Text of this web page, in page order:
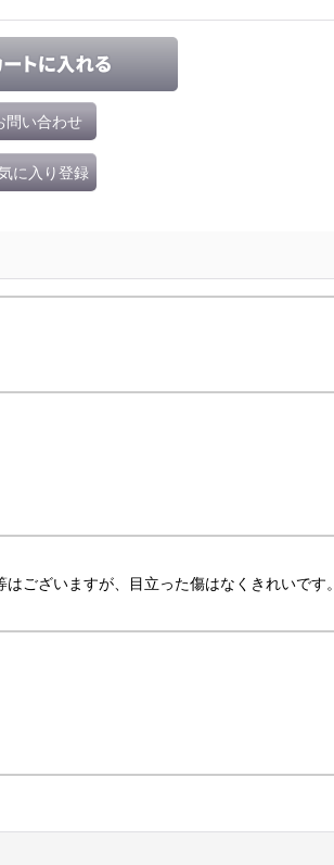
問い合わせ
に入り登録
ございますが、目立った傷はなくきれいです。